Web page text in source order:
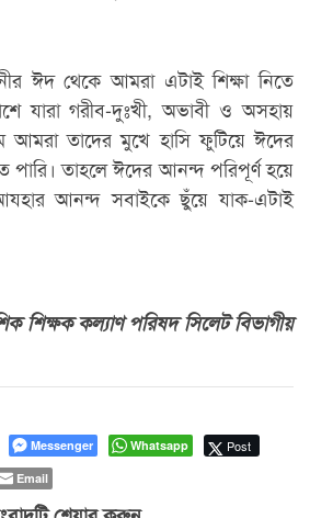
ঈদ থেকে আমরা এটাই শিক্ষা নিতে
যারা গরীব-দুঃখী, অভাবী ও অসহায়
আমরা তাদের মুখে হাসি ফুটিয়ে ঈদের
পারি। তাহলে ঈদের আনন্দ পরিপূর্ণ হয়ে
আনন্দ সবাইকে ছুঁয়ে যাক-এটাই
শিক্ষক কল্যাণ পরিষদ সিলেট বিভাগীয়
Messenger Whatsapp Post
Email